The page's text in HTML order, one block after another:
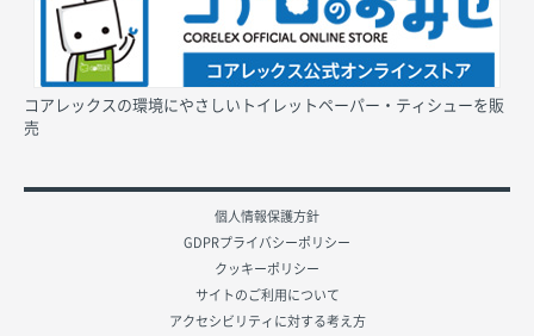
コアレックスの環境にやさしいトイレットペーパー・ティシューを販
売
個人情報保護方針
GDPRプライバシーポリシー
クッキーポリシー
サイトのご利用について
アクセシビリティに対する考え方